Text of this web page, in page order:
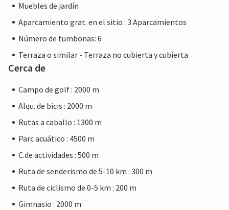
Muebles de jardín
Aparcamiento grat. en el sitio : 3 Aparcamientos
Número de tumbonas: 6
Terraza o similar - Terraza no cubierta y cubierta
Cerca de
Campo de golf : 2000 m
Alqu. de bicis : 2000 m
Rutas a caballo : 1300 m
Parc acuático : 4500 m
C.de actividades : 500 m
Ruta de senderismo de 5-10 km : 300 m
Ruta de ciclismo de 0-5 km : 200 m
Gimnasio : 2000 m